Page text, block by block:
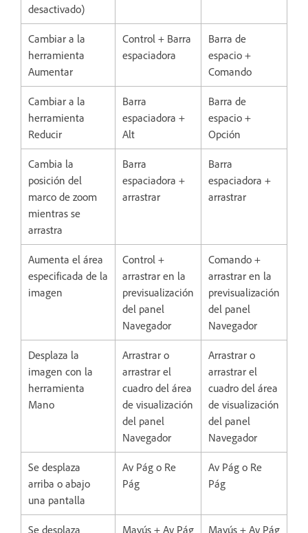
desactivado)
Cambiar a la
herramienta
Aumentar
Control + Barra
espaciadora
Barra de
espacio +
Comando
Cambiar a la
herramienta
Reducir
Barra
espaciadora +
Alt
Barra de
espacio +
Opción
Cambia la
posición del
marco de zoom
mientras se
arrastra
Barra
espaciadora +
arrastrar
Barra
espaciadora +
arrastrar
Aumenta el área
especificada de la
imagen
Control +
arrastrar en la
previsualización
del panel
Navegador
Comando +
arrastrar en la
previsualización
del panel
Navegador
Desplaza la
imagen con la
herramienta
Mano
Arrastrar o
arrastrar el
cuadro del área
de visualización
del panel
Navegador
Arrastrar o
arrastrar el
cuadro del área
de visualización
del panel
Navegador
Se desplaza
arriba o abajo
una pantalla
Av Pág o Re
Pág
Av Pág o Re
Pág
Se desplaza
Mayús + Av Pág
Mayús + Av Pág